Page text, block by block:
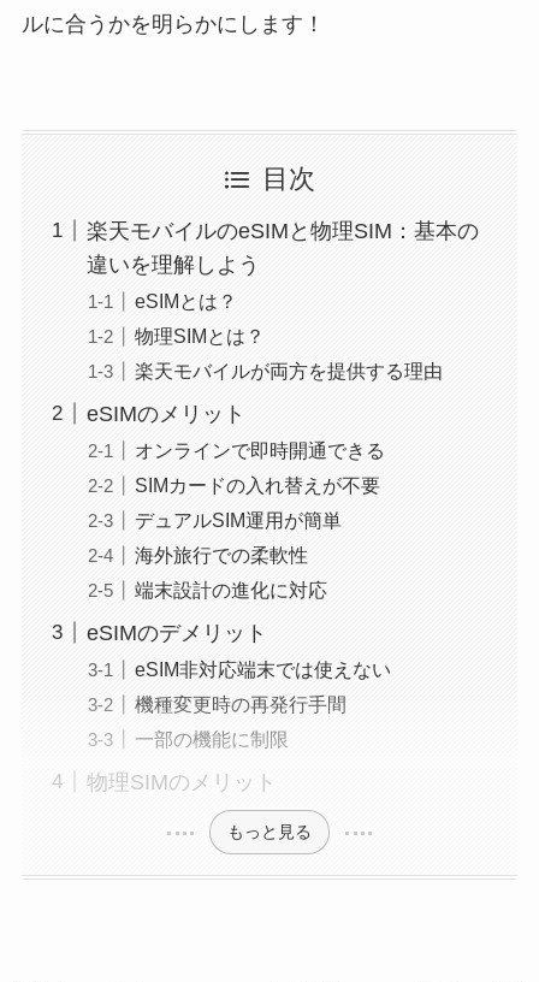
ルに合うかを明らかにします！
目次
楽天モバイルのeSIMと物理SIM：基本の
違いを理解しよう
eSIMとは？
物理SIMとは？
楽天モバイルが両方を提供する理由
eSIMのメリット
オンラインで即時開通できる
SIMカードの入れ替えが不要
デュアルSIM運用が簡単
海外旅行での柔軟性
端末設計の進化に対応
eSIMのデメリット
eSIM非対応端末では使えない
機種変更時の再発行手間
一部の機能に制限
物理SIMのメリット
もっと見る